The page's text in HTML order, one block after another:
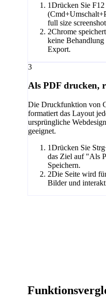
1Drücken Sie
full size
2Chrome
keine
Export.
3
Als PDF drucken,
Die Druckfunktion von
formatiert das Layout
ursprüngliche
geeignet.
1Drücken Sie
das Ziel auf "Als
Speichern.
2Die Seite wird
Bilder und